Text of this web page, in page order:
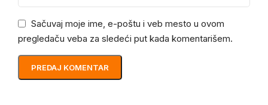
Sačuvaj moje ime, e-poštu i veb mesto u ovom
pregledaču veba za sledeći put kada komentarišem.